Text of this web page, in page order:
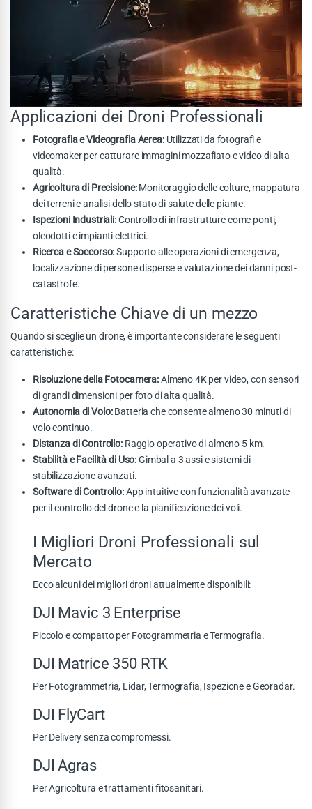
Applicazioni dei Droni Professionali
Fotografia e Videografia Aerea:Utilizzati da fotografi e
videomaker per catturare immagini mozzafiato e video di alta
qualità.
Agricoltura di Precisione:Monitoraggio delle colture, mappatura
dei terreni e analisi dello stato di salute delle piante.
Ispezioni Industriali:Controllo di infrastrutture come ponti,
oleodotti e impianti elettrici.
Ricerca e Soccorso:Supporto alle operazioni di emergenza,
localizzazione di persone disperse e valutazione dei danni post-
catastrofe.
Caratteristiche Chiave di un mezzo
Quando si sceglie un drone, è importante considerare le seguenti
caratteristiche:
Risoluzione della Fotocamera:Almeno 4K per video, con sensori
di grandi dimensioni per foto di alta qualità.
Autonomia di Volo:Batteria che consente almeno 30 minuti di
volo continuo.
Distanza di Controllo:Raggio operativo di almeno 5 km.
Stabilità e Facilità di Uso:Gimbal a 3 assi e sistemi di
stabilizzazione avanzati.
Software di Controllo:App intuitive con funzionalità avanzate
per il controllo del drone e la pianificazione dei voli.
I Migliori Droni Professionali sul
Mercato
Ecco alcuni dei migliori droni attualmente disponibili:
DJI Mavic 3 Enterprise
Piccolo e compatto per Fotogrammetria e Termografia.
DJI Matrice 350 RTK
Per Fotogrammetria, Lidar, Termografia, Ispezione e Georadar.
DJI FlyCart
Per Delivery senza compromessi.
DJI Agras
Per Agricoltura e trattamenti fitosanitari.